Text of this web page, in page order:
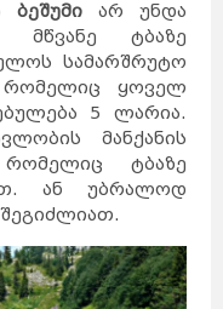
ბეშუმიარ უნდა
მწვანე ტბაზე
სამარშრუტო
რომელიც ყოველ
5 ლარია.
მანქანის
რომელიც ტბაზე
ან უბრალოდ